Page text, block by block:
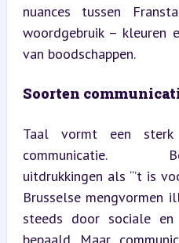
nuances tussen
woordgebruik – kleuren
van boodschappen.
Soorten
Taal vormt een
communicatie.
uitdrukkingen als “’t is
Brusselse mengvormen
steeds door sociale